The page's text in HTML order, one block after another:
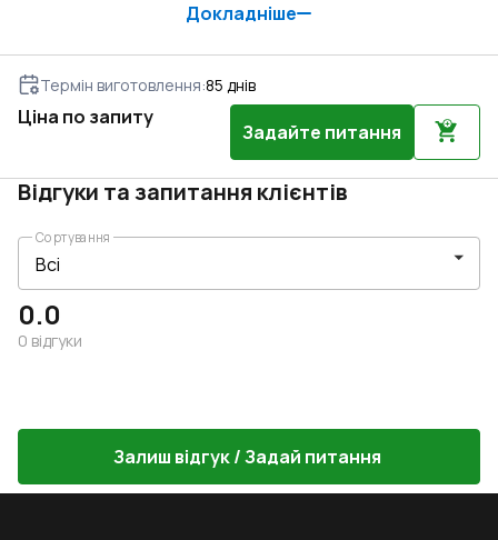
Докладніше
Термін виготовлення:85 днів
Ціна по запиту
Задайте питання
Відгуки та запитання клієнтів
0.0
0 відгуки
Сортування
Залиш відгук / Задай питання